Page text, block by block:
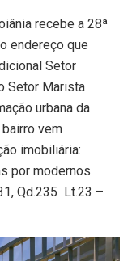
recebe a 28ª
endereço que
Setor
Setor Marista
urbana da
vem
imobiliária:
por modernos
Qd.235 Lt.23 –